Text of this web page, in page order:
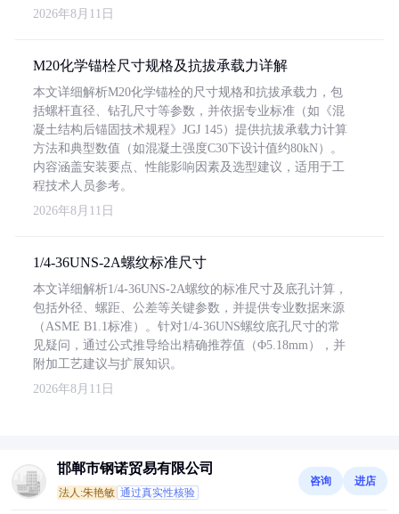
2026年8月11日
M20化学锚栓尺寸规格及抗拔承载力详解
本文详细解析M20化学锚栓的尺寸规格和抗拔承载力，包
括螺杆直径、钻孔尺寸等参数，并依据专业标准（如《混
凝土结构后锚固技术规程》JGJ 145）提供抗拔承载力计算
方法和典型数值（如混凝土强度C30下设计值约80kN）。
内容涵盖安装要点、性能影响因素及选型建议，适用于工
程技术人员参考。
2026年8月11日
1/4-36UNS-2A螺纹标准尺寸
本文详细解析1/4-36UNS-2A螺纹的标准尺寸及底孔计算，
包括外径、螺距、公差等关键参数，并提供专业数据来源
（ASME B1.1标准）。针对1/4-36UNS螺纹底孔尺寸的常
见疑问，通过公式推导给出精确推荐值（Φ5.18mm），并
附加工艺建议与扩展知识。
2026年8月11日
邯郸市钢诺贸易有限公司
法人:朱艳敏 通过真实性核验
咨询 进店